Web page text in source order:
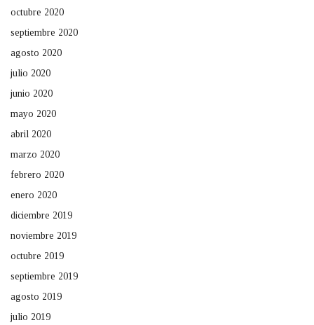
octubre 2020
septiembre 2020
agosto 2020
julio 2020
junio 2020
mayo 2020
abril 2020
marzo 2020
febrero 2020
enero 2020
diciembre 2019
noviembre 2019
octubre 2019
septiembre 2019
agosto 2019
julio 2019